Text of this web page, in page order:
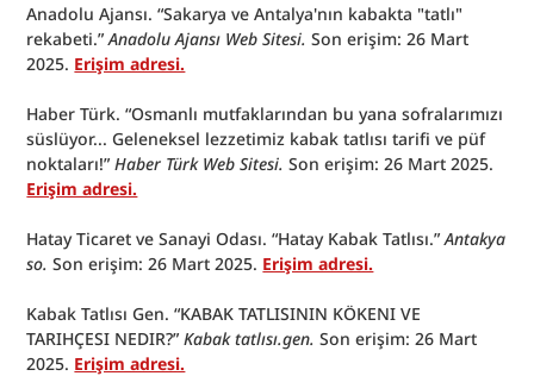
Anadolu Ajansı. “Sakarya ve Antalya'nın kabakta "tatlı"
rekabeti.” Anadolu Ajansı Web Sitesi. Son erişim: 26 Mart
2025. Erişim adresi.
Haber Türk. “Osmanlı mutfaklarından bu yana sofralarımızı
süslüyor... Geleneksel lezzetimiz kabak tatlısı tarifi ve püf
noktaları!” Haber Türk Web Sitesi.
Erişim adresi.
Hatay Ticaret ve Sanayi Odası. “Hatay Kabak Tatlısı.” Antakya
so. Son erişim: 26 Mart 2025. Erişim adresi.
Kabak Tatlısı Gen. “KABAK TATLISININ KÖKENI VE
TARIHÇESI NEDIR?” Kabak tatlısı.gen. Son erişim: 26 Mart
2025. Erişim adresi.